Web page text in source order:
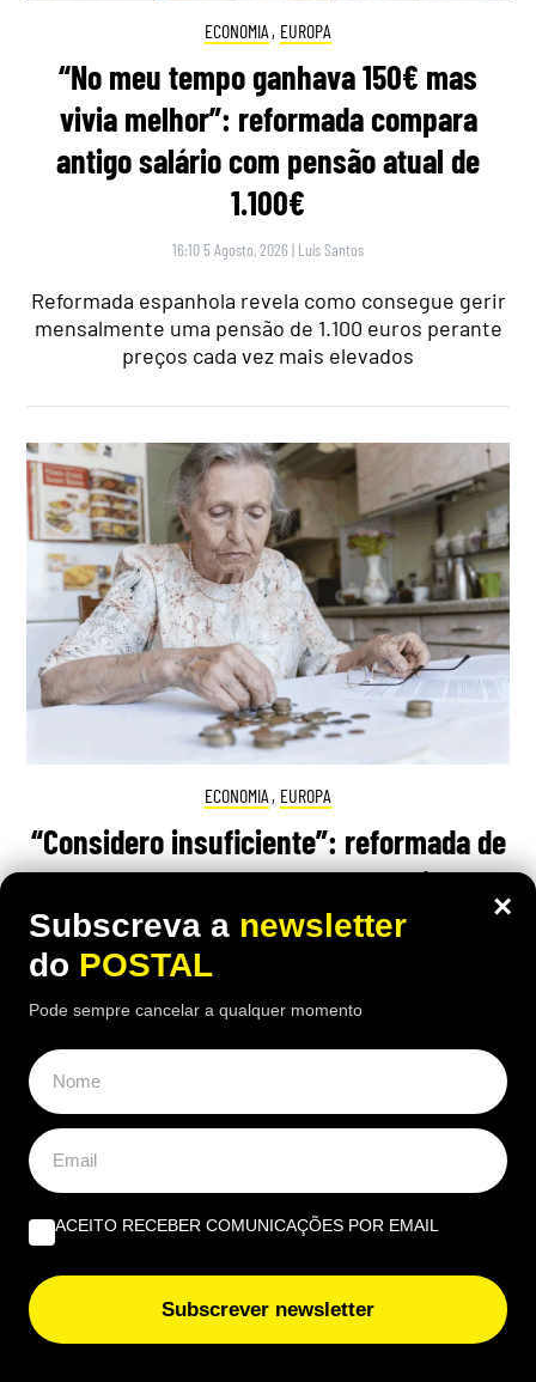
ECONOMIA , EUROPA
“No meu tempo ganhava 150€ mas
vivia melhor”: reformada compara
antigo salário com pensão atual de
1.100€
16:10 5 Agosto, 2026 | Luís Santos
Reformada espanhola revela como consegue gerir
mensalmente uma pensão de 1.100 euros perante
preços cada vez mais elevados
ECONOMIA , EUROPA
“Considero insuficiente”: reformada de
67 anos recebe 1.790€ mas considera a
pensão ‘injusta’
18:00 2 Agosto, 2026
Depois de 25 anos a trabalhar como auxiliar de
enfermagem, a reformada francesa recebe 1.790
euros brutos por mês, mas considera o valor
×
Subscreva a newsletter
do POSTAL
Pode sempre cancelar a qualquer momento
ACEITO RECEBER COMUNICAÇÕES POR EMAIL
Subscrever newsletter